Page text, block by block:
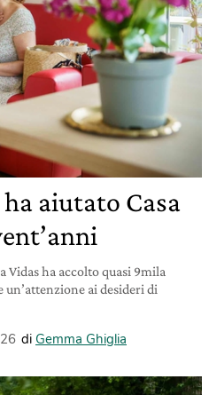
aiutato Casa
Vidas ha accolto quasi 9mila
ai desideri di
di Gemma Ghiglia